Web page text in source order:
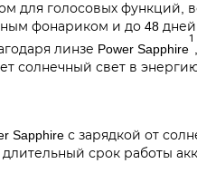
для голосовых функций,
фонариком и до 48
линзе Power Sapphire
1
солнечный свет в
Sapphire с зарядкой от
срок работы